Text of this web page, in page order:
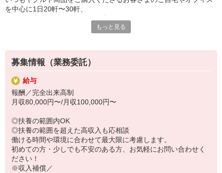
など、働くママの多いヤクルトならではの
仕事×育児のお悩みをスッキリ解決に導きます☆
を中心に1日20軒〜30軒、
商品を通じてお客さまとふれあう楽しさ、健康的な生活にお役立ち
す！
〜ヤクルトスタッフの1日〜
2児の母として仕事と家庭の両立をしているHさん。
実際のワークスタイルを、一例としてご紹介いたします！
※時間は地域によって異なります。
8:20 宅配センターに到着、お届けの準備
8:30 朝礼が終わったら出発
13:00 お届け修了、翌日準備、集計作業
14:30お仕事修了
保育所にお子さまを迎えに行って帰宅
もっと見る
募集情報（業務委託）
給与
報酬／完全出来高制
月収80,000円〜/月収100,000円〜
◎扶養の範囲内OK
◎扶養の範囲を超えた高収入も応相談
働ける時間や環境に合わせて最大限に考慮します。
初めての方・少しでも不安のある方、お気軽にお問い合わせく
ださい！
※収入補償／